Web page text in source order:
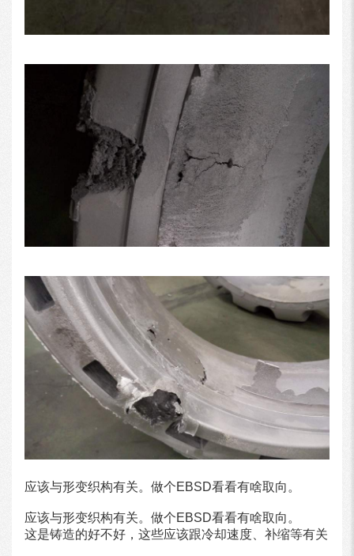
应该与形变织构有关。做个EBSD看看有啥取向。
应该与形变织构有关。做个EBSD看看有啥取向。
这是铸造的好不好，这些应该跟冷却速度、补缩等有关